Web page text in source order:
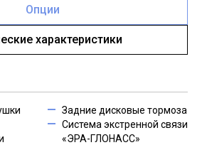
Опции
характеристики
Задние дисковые тормоза
Система экстренной связи
«ЭРА-ГЛОНАСС»